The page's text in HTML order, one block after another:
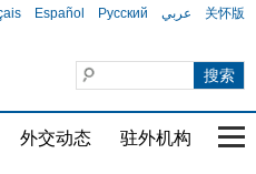
Español Русский عربي 关怀版
外交动态 驻外机构 国